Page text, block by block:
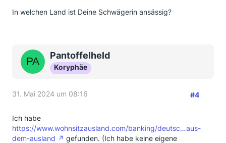
In welchen Land ist Deine Schwägerin ansässig?
Pantoffelheld
Koryphäe
31. Mai 2024 um 08:16 #4
Ich habe
https://www.wohnsitzausland.com/banking/deutsc…aus-
dem-ausland
gefunden. (Ich habe keine eigene